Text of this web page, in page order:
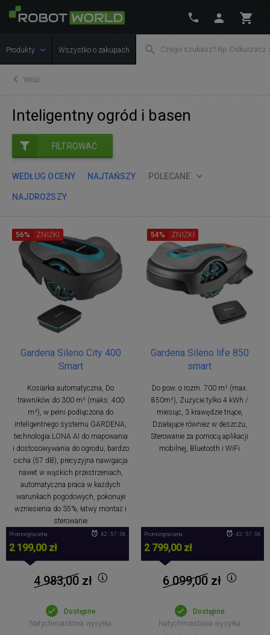
Produkty Wszystko o zakupach
Wróć
Inteligentny ogród i basen
FILTROWAĆ
WEDŁUG OCENY NAJTAŃSZY POLECANE
NAJDROŻSZY
Gardena Sileno City 400
Smart
Kosiarka automatyczna, Do
trawników do 300 m² (maks. 400
m²), w pełni podłączona do
inteligentnego systemu GARDENA,
technologia LONA AI do mapowania
i dostosowywania do ogrodu, bardzo
cicha (57 dB), precyzyjna nawigacja
nawet w wąskich przestrzeniach,
automatyczna praca w każdych
warunkach pogodowych, pokonuje
wzniesienia do 35%, łatwy montaż i
sterowanie
56% ZNIŻKI
Promocyjna cena
2 199,00 zł
42 : 57 : 05
4 983,00zł
Dostępne
Natychmiastowa wysyłka
Gardena Sileno life 850
smart
Do pow. o rozm. 700 m² (max.
850m²), Zużycie tylko 4 kWh /
miesiąc, 3 krawędzie tnące,
Działające również w deszczu,
Sterowanie za pomocą aplikacji
mobilnej, Bluetooth i WiFi
54% ZNIŻKI
Promocyjna cena
2 799,00 zł
42 : 57 : 05
6 099,00zł
Dostępne
Natychmiastowa wysyłka